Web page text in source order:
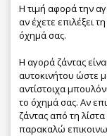
Η τιμή αφορά την
αν έχετε επιλέξει
όχημά σας.
Η αγορά ζάντας
αυτοκινήτου ώστε
αντίστοιχα
το όχημά σας. Αν
ζάντας από τη
παρακαλώ